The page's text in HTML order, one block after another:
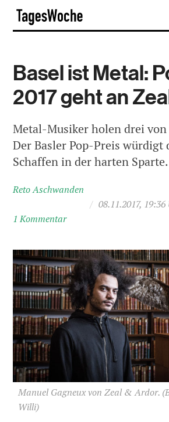
Skip
content
Basel ist Metal:
2017 geht an
Metal-Musiker holen drei von
Der Basler Pop-Preis würdigt
Schaffen in der harten Sparte.
Reto Aschwanden
/ 08.11.2017,
1 Kommentar
Manuel Gagneux von Zeal & Ardor.
Willi)